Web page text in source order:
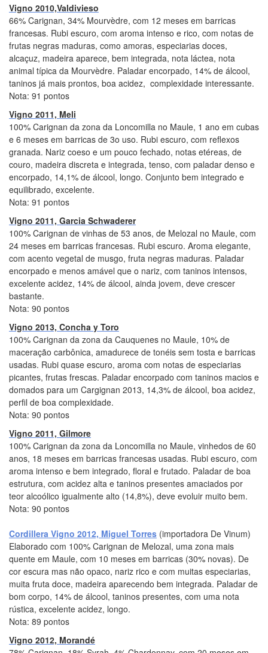
Vigno 2010,Valdivieso
66% Carignan, 34% Mourvèdre, com 12 meses em barricas
francesas. Rubi escuro, com aroma intenso e rico, com notas de
frutas negras maduras, como amoras, especiarias doces,
alcaçuz, madeira aparece, bem integrada, nota láctea, nota
animal típica da Mourvèdre. Paladar encorpado, 14% de álcool,
taninos já mais prontos, boa acidez, complexidade interessante.
Nota: 91 pontos
Vigno 2011, Meli
100% Carignan da zona da Loncomilla no Maule, 1 ano em cubas
e 6 meses em barricas de 3o uso. Rubi escuro, com reflexos
granada. Nariz coeso e um pouco fechado, notas etéreas, de
couro, madeira discreta e integrada, tenso, com paladar denso e
encorpado, 14,1% de álcool, longo. Conjunto bem integrado e
equilibrado, excelente.
Nota: 91 pontos
Vigno 2011, Garcia Schwaderer
100% Carignan de vinhas de 53 anos, de Melozal no Maule, com
24 meses em barricas francesas. Rubi escuro. Aroma elegante,
com acento vegetal de musgo, fruta negras maduras. Paladar
encorpado e menos amável que o nariz, com taninos intensos,
excelente acidez, 14% de álcool, ainda jovem, deve crescer
bastante.
Nota: 90 pontos
Vigno 2013, Concha y Toro
100% Carignan da zona da Cauquenes no Maule, 10% de
maceração carbônica, amadurece de tonéis sem tosta e barricas
usadas. Rubi quase escuro, aroma com notas de especiarias
picantes, frutas frescas. Paladar encorpado com taninos macios e
domados para um Cargignan 2013, 14,3% de álcool, boa acidez,
perfil de boa complexidade.
Nota: 90 pontos
Vigno 2011, Gilmore
100% Carignan da zona da Loncomilla no Maule, vinhedos de 60
anos, 18 meses em barricas francesas usadas. Rubi escuro, com
aroma intenso e bem integrado, floral e frutado. Paladar de boa
estrutura, com acidez alta e taninos presentes amaciados por
teor alcoólico igualmente alto (14,8%), deve evoluir muito bem.
Nota: 90 pontos
Cordillera Vigno 2012, Miguel Torres (importadora De Vinum)
Elaborado com 100% Carignan de Melozal, uma zona mais
quente em Maule, com 10 meses em barricas (30% novas). De
cor escura mas não opaco, nariz rico e com muitas especiarias,
muita fruta doce, madeira aparecendo bem integrada. Paladar de
bom corpo, 14% de álcool, taninos presentes, com uma nota
rústica, excelente acidez, longo.
Nota: 89 pontos
Vigno 2012, Morandé